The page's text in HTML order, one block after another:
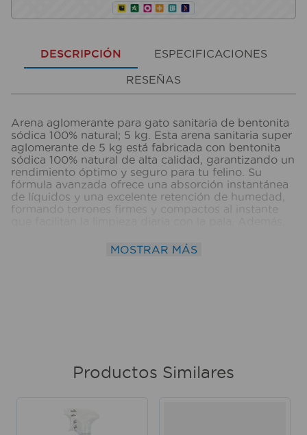
DESCRIPCIÓN ESPECIFICACIONES
RESEÑAS
Arena aglomerante para gato sanitaria de bentonita
sódica 100% natural; 5 kg. Esta arena sanitaria super
aglomerante de 5 kg está fabricada con bentonita
sódica 100% natural de alta calidad, garantizando un
rendimiento óptimo y seguro para tu felino. Su
fórmula avanzada ofrece una absorción instantánea
de líquidos y una excelente retención de humedad,
formando terrones firmes y compactos al instante
desagradables, manteniendo el entorno del arenero
fresco y limpio por más tiempo. Su práctica
MOSTRAR MÁS
Productos Similares